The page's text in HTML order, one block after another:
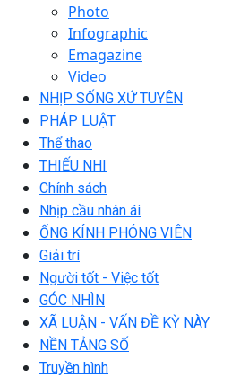
Photo
Infographic
Emagazine
Video
NHỊP SỐNG XỨ TUYÊN
PHÁP LUẬT
Thể thao
THIẾU NHI
Chính sách
Nhịp cầu nhân ái
ỐNG KÍNH PHÓNG VIÊN
Giải trí
Người tốt - Việc tốt
GÓC NHÌN
XÃ LUẬN - VẤN ĐỀ KỲ NÀY
NỀN TẢNG SỐ
Truyền hình